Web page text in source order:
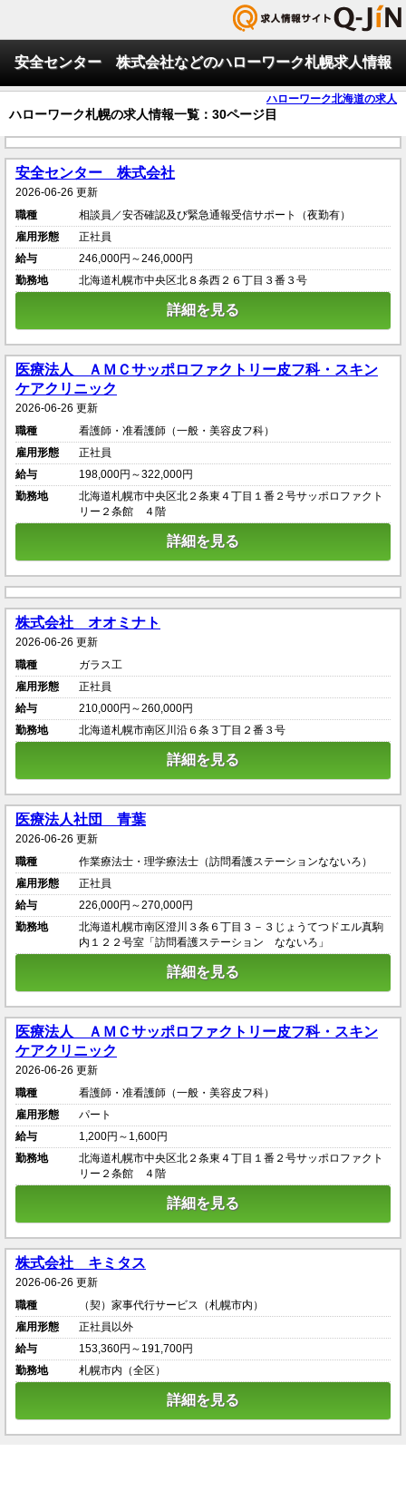
安全センター 株式会社などのハローワーク札幌求人情報
ハローワーク北海道の求人
ハローワーク札幌の求人情報一覧：30ページ目
安全センター 株式会社
2026-06-26 更新
職種
相談員／安否確認及び緊急通報受信サポート（夜勤有）
雇用形態
正社員
給与
246,000円～246,000円
勤務地
北海道札幌市中央区北８条西２６丁目３番３号
詳細を見る
医療法人 ＡＭＣサッポロファクトリー皮フ科・スキン
ケアクリニック
2026-06-26 更新
職種
看護師・准看護師（一般・美容皮フ科）
雇用形態
正社員
給与
198,000円～322,000円
勤務地
北海道札幌市中央区北２条東４丁目１番２号サッポロファクト
リー２条館 ４階
詳細を見る
株式会社 オオミナト
2026-06-26 更新
職種
ガラス工
雇用形態
正社員
給与
210,000円～260,000円
勤務地
北海道札幌市南区川沿６条３丁目２番３号
詳細を見る
医療法人社団 青葉
2026-06-26 更新
職種
作業療法士・理学療法士（訪問看護ステーションなないろ）
雇用形態
正社員
給与
226,000円～270,000円
勤務地
北海道札幌市南区澄川３条６丁目３－３じょうてつドエル真駒
内１２２号室「訪問看護ステーション なないろ」
詳細を見る
医療法人 ＡＭＣサッポロファクトリー皮フ科・スキン
ケアクリニック
2026-06-26 更新
職種
看護師・准看護師（一般・美容皮フ科）
雇用形態
パート
給与
1,200円～1,600円
勤務地
北海道札幌市中央区北２条東４丁目１番２号サッポロファクト
リー２条館 ４階
詳細を見る
株式会社 キミタス
2026-06-26 更新
職種
（契）家事代行サービス（札幌市内）
雇用形態
正社員以外
給与
153,360円～191,700円
勤務地
札幌市内（全区）
詳細を見る